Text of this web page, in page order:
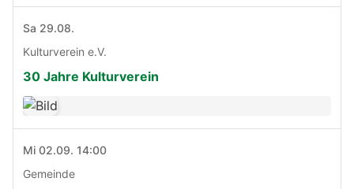
Sa 29.08.
Kulturverein e.V.
30 Jahre Kulturverein
Mi 02.09. 14:00
Gemeinde